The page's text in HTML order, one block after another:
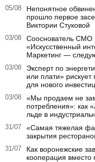
05/08
Непонятное
прошло первое
Виктории Стуковой
03/08
Сооснователь
«Искусственный
Маркетинг —
03/08
Эксперт по
или плати» рискует
для нового
03/08
«Мы продаем не
потребления»: как
льде в
31/07
«Самая тяжелая
закрытия
31/07
Как воронежские
кооперация вместо